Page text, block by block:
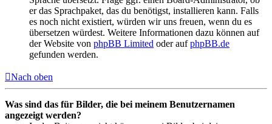
er das Sprachpaket, das du benötigst, installieren kann. Falls
es noch nicht existiert, würden wir uns freuen, wenn du es
übersetzen würdest. Weitere Informationen dazu können auf
der Website von phpBB Limited oder aufphpBB.de
gefunden werden.
Nach oben
Was sind das für Bilder, die bei meinem Benutzernamen
angezeigt werden?